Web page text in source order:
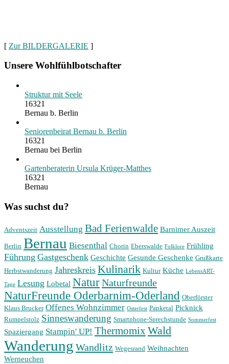
[ Zur BILDERGALERIE ]
Unsere Wohlfühlbotschafter
Struktur mit Seele
16321
Bernau b. Berlin
Seniorenbeirat Bernau b. Berlin
16321
Bernau bei Berlin
Gartenberaterin Ursula Krüger-Matthes
16321
Bernau
Was suchst du?
Adventszeit Ausstellung Bad Ferienwalde Barnimer Auszeit
Berlin Bernau Biesenthal Chorin Eberswalde Folklore Frühling
Führung Gastgeschenk Geschichte Gesunde Geschenke Grußkarte
Herbstwanderung Jahreskreis Kulinarik Kultur Küche LebensART-
Tage Lesung Lobetal NaturNaturfreunde
NaturFreunde Oderbarnim-Oderland Oberförster
Klaus Brucker Offenes Wohnzimmer Osterfest Panketal Picknick
Rumpelstolz Sinneswanderung Smartphone-Sprechstunde Sommerfest
Spaziergang Stampin' UP! Thermomix Wald
Wanderung Wandlitz Wegesrand Weihnachten
Werneuchen